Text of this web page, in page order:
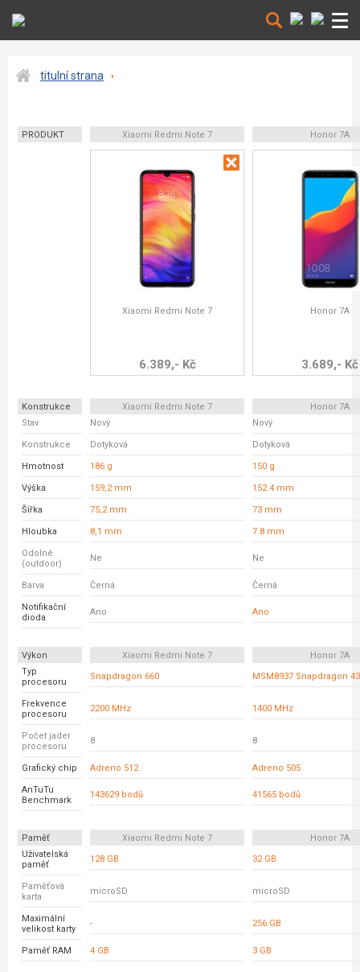
titulní strana
PRODUKT Xiaomi Redmi Note 7 Honor 7A
Xiaomi Redmi Note 7
6.389,- Kč
Honor 7A
3.689,- Kč
Konstrukce Xiaomi Redmi Note 7
Honor 7A
Stav
Nový Nový
Konstrukce Dotyková Dotyková
Hmotnost 186 g 150 g
Výška 159,2 mm 152.4 mm
Šířka 75,2 mm 73 mm
Hloubka 8,1 mm 7.8 mm
Odolné
(outdoor)
Ne Ne
Barva Černá Černá
Notifikační
dioda
Ano Ano
Výkon Xiaomi Redmi Note 7
Honor 7A
Typ
procesoru
Snapdragon 660 MSM8937 Snapdragon
Frekvence
procesoru
2200 MHz 1400 MHz
Počet jader
procesoru
8 8
Grafický chip Adreno 512 Adreno 505
AnTuTu
Benchmark
143629 bodů 41565 bodů
Paměť Xiaomi Redmi Note 7
Honor 7A
Uživatelská
paměť
128 GB 32 GB
Paměťová
karta
microSD microSD
Maximální
velikost karty
- 256 GB
Paměť RAM 4 GB 3 GB